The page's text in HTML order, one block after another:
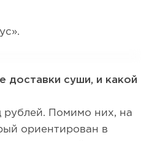
доставки суши, и какой
рублей. Помимо них, на
ориентирован в